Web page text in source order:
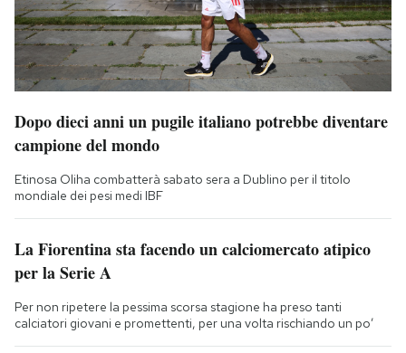
Dopo dieci anni un pugile italiano potrebbe diventare
campione del mondo
Etinosa Oliha combatterà sabato sera a Dublino per il titolo
mondiale dei pesi medi IBF
La Fiorentina sta facendo un calciomercato atipico
per la Serie A
Per non ripetere la pessima scorsa stagione ha preso tanti
calciatori giovani e promettenti, per una volta rischiando un po’